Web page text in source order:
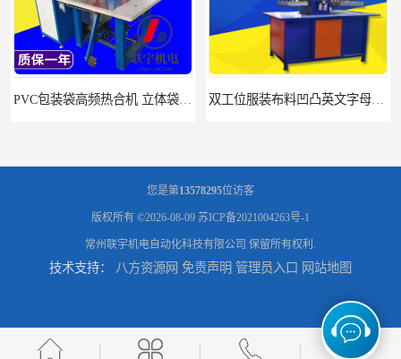
汽车坐垫压纹压花机规格 单头大台面凹凸压花机 现货供应 浙江布料凹凸4d压纹机生产厂家 服装凹凸4d压纹植胶机 经济实惠
您是第13578295位访客
版权所有 ©2026-08-09 苏ICP备2021004263号-1
常州联宇机电自动化科技有限公司 保留所有权利.
技术支持： 八方资源网 免责声明 管理员入口 网站地图